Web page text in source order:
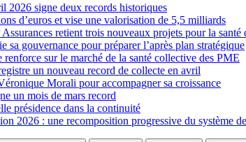
2026 signe deux records historiques
d’euros et vise une valorisation de 5,5 milliards
retient trois nouveaux projets pour la santé
sa gouvernance pour préparer l’après plan stratégique
renforce sur le marché de la santé collective des PME
un nouveau record de collecte en avril
Morali pour accompagner sa croissance
un mois de mars record
présidence dans la continuité
2026 : une recomposition progressive du système